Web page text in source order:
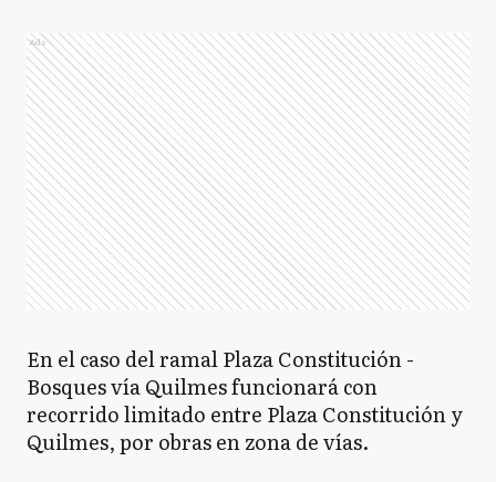
Ads
En el caso del ramal Plaza Constitución -
Bosques vía Quilmes funcionará con
recorrido limitado entre Plaza Constitución y
Quilmes, por obras en zona de vías.